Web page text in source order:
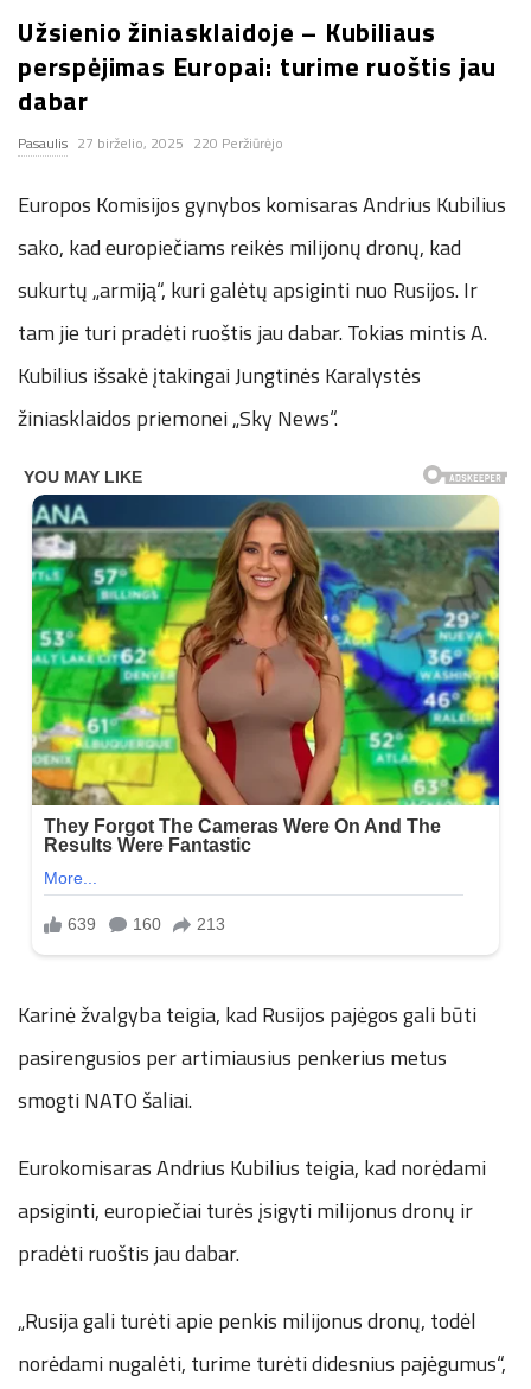
n
.
n
e
t
Užsienio žiniasklaidoje – Kubiliaus
perspėjimas Europai: turime ruoštis jau
dabar
Pasaulis 27 birželio, 2025 220 Peržiūrėjo
Europos Komisijos gynybos komisaras Andrius Kubilius
sako, kad europiečiams reikės milijonų dronų, kad
sukurtų „armiją“, kuri galėtų apsiginti nuo Rusijos. Ir
tam jie turi pradėti ruoštis jau dabar. Tokias mintis A.
Kubilius išsakė įtakingai Jungtinės Karalystės
žiniasklaidos priemonei „Sky News“.
Karinė žvalgyba teigia, kad Rusijos pajėgos gali būti
pasirengusios per artimiausius penkerius metus
smogti NATO šaliai.
Eurokomisaras Andrius Kubilius teigia, kad norėdami
apsiginti, europiečiai turės įsigyti milijonus dronų ir
pradėti ruoštis jau dabar.
„Rusija gali turėti apie penkis milijonus dronų, todėl
norėdami nugalėti, turime turėti didesnius pajėgumus“,